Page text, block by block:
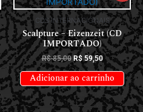
CDS INTERNACIONAIS
Scalpture – Eizenzeit (CD
IMPORTADO)
R$85,00 R$59,50
Adicionar ao carrinho